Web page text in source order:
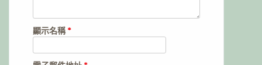
顯示名稱*